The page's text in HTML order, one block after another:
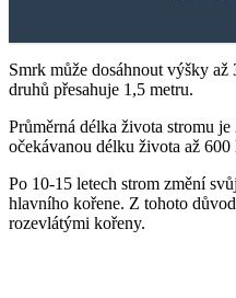
Smrk může dosáhnout výšky až
druhů přesahuje 1,5 metru.
Průměrná délka života stromu
očekávanou délku života až 600
Po 10-15 letech strom změní
hlavního kořene. Z tohoto
rozevlátými kořeny.